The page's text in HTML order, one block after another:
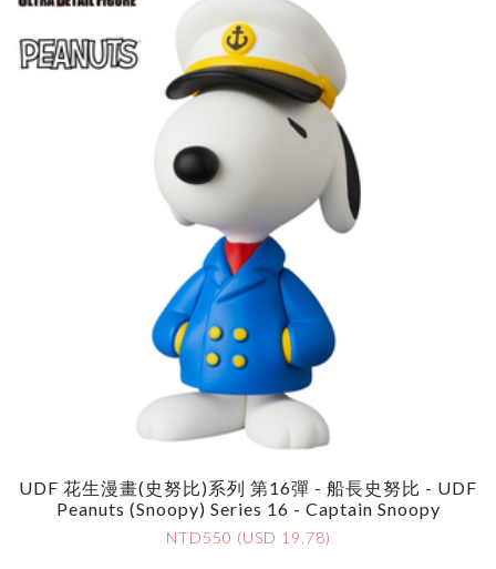
UDF 花生漫畫(史努比)系列 第16彈 - 船長史努比 - UDF
Peanuts (Snoopy) Series 16 - Captain Snoopy
NTD550 (USD 19.78)